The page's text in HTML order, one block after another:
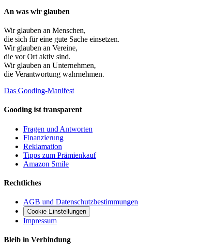
An was wir glauben
Wir glauben an Menschen,
die sich für eine gute Sache einsetzen.
Wir glauben an Vereine,
die vor Ort aktiv sind.
Wir glauben an Unternehmen,
die Verantwortung wahrnehmen.
Das Gooding-Manifest
Gooding ist transparent
Fragen und Antworten
Finanzierung
Reklamation
Tipps zum Prämienkauf
Amazon Smile
Rechtliches
AGB und Datenschutzbestimmungen
Cookie Einstellungen
Impressum
Bleib in Verbindung